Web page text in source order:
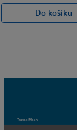
Do košíku